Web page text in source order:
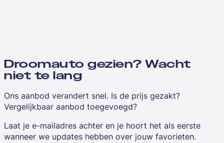
Droomauto gezien? Wacht
niet te lang
Ons aanbod verandert snel. Is de prijs gezakt?
Vergelijkbaar aanbod toegevoegd?
Laat je e-mailadres achter en je hoort het als eerste
wanneer we updates hebben over jouw favorieten.